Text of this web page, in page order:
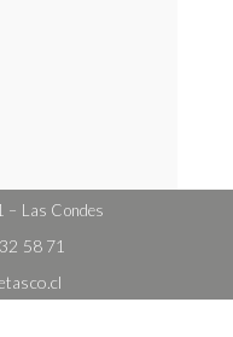
– Las Condes
58 71